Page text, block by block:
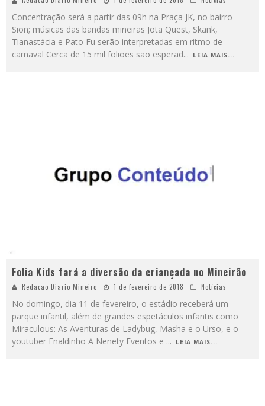
Concentração será a partir das 09h na Praça JK, no bairro
Sion; músicas das bandas mineiras Jota Quest, Skank,
Tianastácia e Pato Fu serão interpretadas em ritmo de
carnaval Cerca de 15 mil foliões são esperad... LEIA MAIS...
Folia Kids fará a diversão da criançada no Mineirão
Redacao Diario Mineiro 1 de fevereiro de 2018 Notícias
No domingo, dia 11 de fevereiro, o estádio receberá um
parque infantil, além de grandes espetáculos infantis como
Miraculous: As Aventuras de Ladybug, Masha e o Urso, e o
youtuber Enaldinho A Nenety Eventos e ... LEIA MAIS...